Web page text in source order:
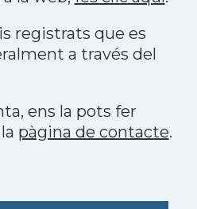
registrats que es
a través del
ens la pots fer
pàgina de contacte.